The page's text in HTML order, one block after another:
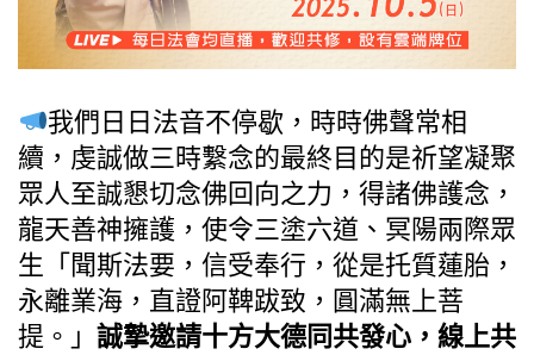
我們日日法音不停歇，時時佛聲常相
續，虔誠做三時繫念的最終目的是祈望凝聚
眾人至誠懇切念佛回向之力，得諸佛護念，
龍天善神擁護，使令三塗六道、冥陽兩際眾
生「聞斯法要，信受奉行，從是托質蓮胎，
永離業海，直證阿鞞跋致，圓滿無上菩
提。」 誠摯邀請十方大德同共發心，線上共